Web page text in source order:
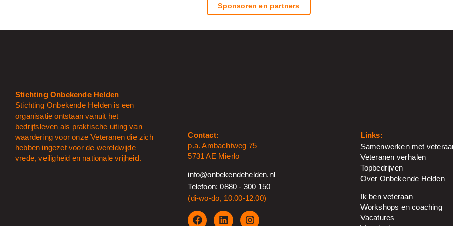
Sponsoren en partners
Stichting Onbekende Helden
Stichting Onbekende Helden is een
organisatie ontstaan vanuit het
bedrijfsleven als praktische uiting van
waardering voor onze Veteranen die zich
hebben ingezet voor de wereldwijde
vrede, veiligheid en nationale vrijheid.
Contact:
p.a. Ambachtweg 75
5731 AE Mierlo
info@onbekendehelden.nl
Telefoon: 0880 - 300 150
(di-wo-do, 10.00-12.00)
Links:
Samenwerken met
Veteranen verhalen
Topbedrijven
Over Onbekende Helden
Ik ben veteraan
Workshops en coaching
Vacatures